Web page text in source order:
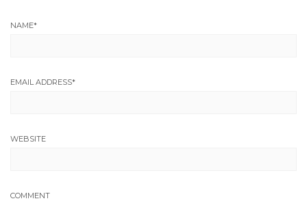
NAME*
EMAIL ADDRESS*
WEBSITE
COMMENT